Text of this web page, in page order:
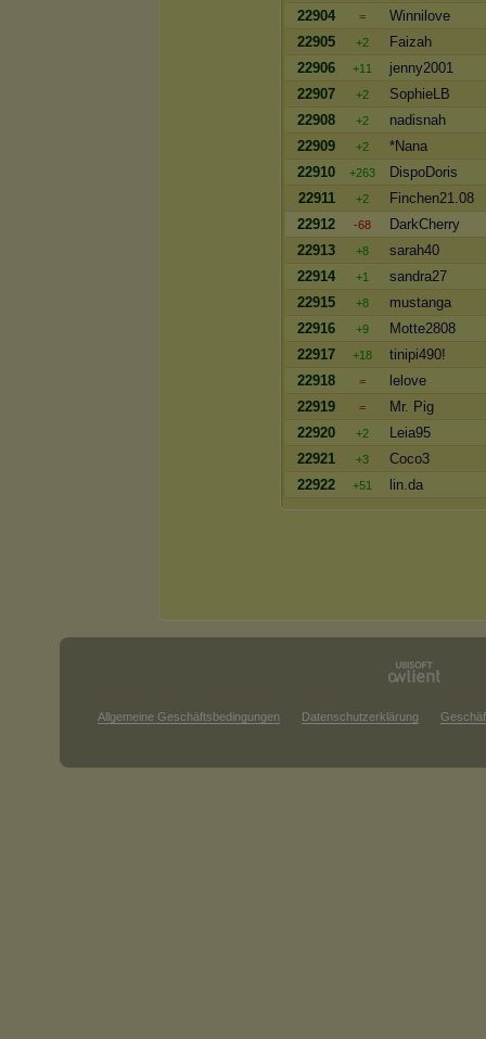
22904
=
Winnilove
22905
+2
Faizah
22906
+11
jenny2001
22907
+2
SophieLB
22908
+2
nadisnah
22909
+2
*Nana
22910
+263
DispoDoris
22911
+2
Finchen21.08
22912
-68
DarkCherry
22913
+8
sarah40
22914
+1
sandra27
22915
+8
mustanga
22916
+9
Motte2808
22917
+18
tinipi490!
22918
=
lelove
22919
=
Mr. Pig
22920
+2
Leia95
22921
+3
Coco3
22922
+51 lin.da
Allgemeine Geschäftsbedingungen Datenschutzerklärung